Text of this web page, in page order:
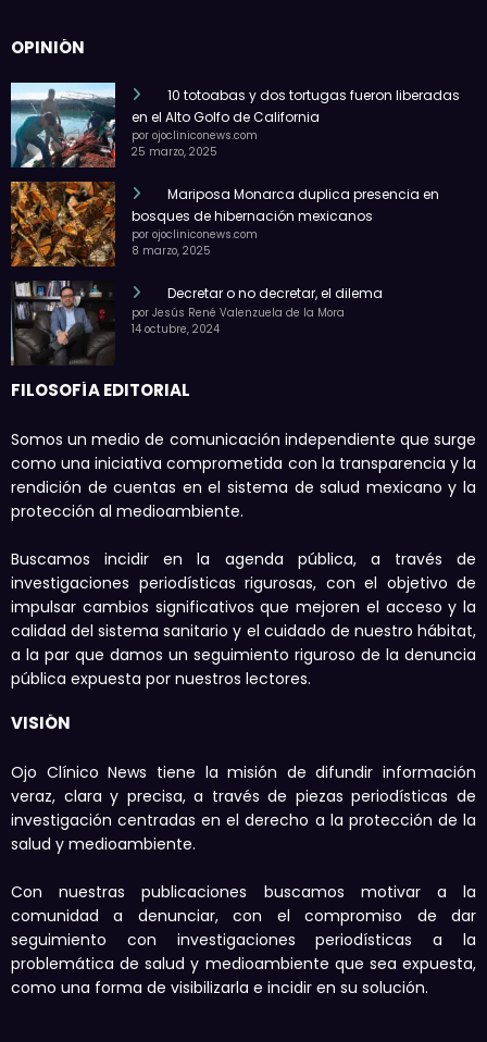
OPINIÓN
10 totoabas y dos tortugas fueron liberadas
en el Alto Golfo de California
por ojocliniconews.com
25 marzo, 2025
Mariposa Monarca duplica presencia en
bosques de hibernación mexicanos
por ojocliniconews.com
8 marzo, 2025
Decretar o no decretar, el dilema
por Jesús René Valenzuela de la Mora
14 octubre, 2024
FILOSOFÍA EDITORIAL
Somos un medio de comunicación independiente que surge
como una iniciativa comprometida con la transparencia y la
rendición de cuentas en el sistema de salud mexicano y la
protección al medioambiente.
Buscamos incidir en la agenda pública, a través de
investigaciones periodísticas rigurosas, con el objetivo de
impulsar cambios significativos que mejoren el acceso y la
calidad del sistema sanitario y el cuidado de nuestro hábitat,
a la par que damos un seguimiento riguroso de la denuncia
pública expuesta por nuestros lectores.
VISIÓN
Ojo Clínico News tiene la misión de difundir información
veraz, clara y precisa, a través de piezas periodísticas de
investigación centradas en el derecho a la protección de la
salud y medioambiente.
Con nuestras publicaciones buscamos motivar a la
comunidad a denunciar, con el compromiso de dar
seguimiento con investigaciones periodísticas a la
problemática de salud y medioambiente que sea expuesta,
como una forma de visibilizarla e incidir en su solución.